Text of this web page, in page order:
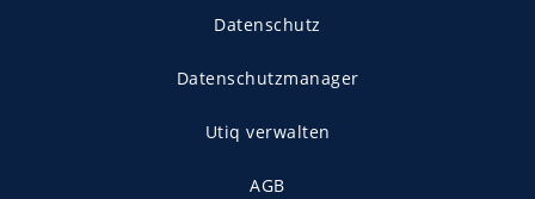
Datenschutz
Datenschutzmanager
Utiq verwalten
AGB